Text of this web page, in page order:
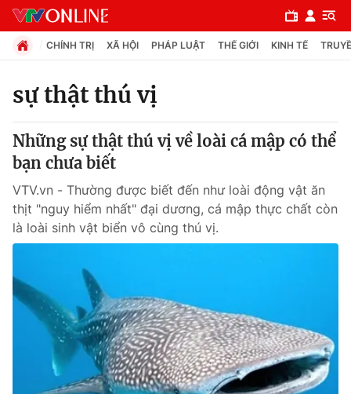
Chuyên mục
Chính trị
Xã hội
Pháp luật
Y tế
Thế giới
Tin tức
Kinh tế
CHÍNH TRỊ XÃ HỘI PHÁP LUẬT THẾ GIỚI KINH TẾ
sự thật thú vị
Những sự thật thú vị về loài cá mập có thể
bạn chưa biết
VTV.vn - Thường được biết đến như loài động vật ăn
thịt "nguy hiểm nhất" đại dương, cá mập thực chất còn
là loài sinh vật biển vô cùng thú vị.